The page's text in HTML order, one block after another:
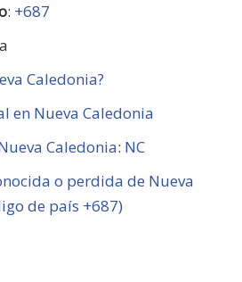
: +687
Caledonia?
en Nueva Caledonia
Caledonia: NC
o perdida de Nueva
de país +687)